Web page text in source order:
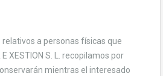
relativos a personas físicas que
XESTION S. L. recopilamos por
mientras el interesado